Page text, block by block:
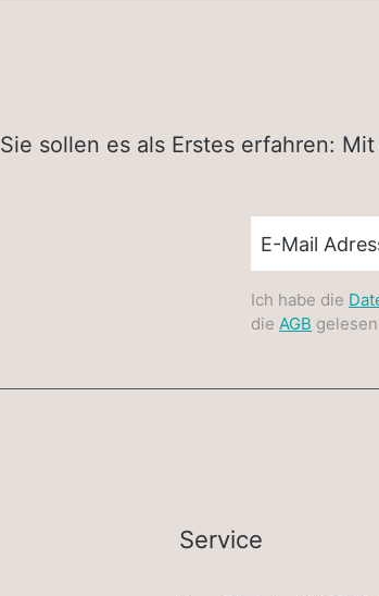
Sie sollen es als Erstes erfahren:
Ich habe die
die AGB
Service